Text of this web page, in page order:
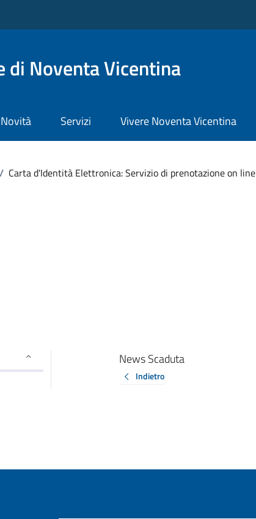
di Noventa Vicentina
Novità Servizi Vivere Noventa Vicentina
/ Carta d'Identità Elettronica: Servizio di prenotazione on line
News Scaduta
Indietro